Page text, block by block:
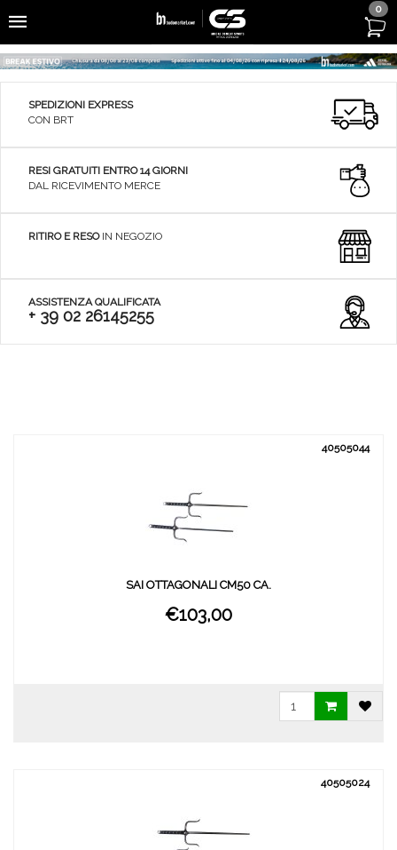
0
SPEDIZIONI EXPRESS
CON BRT
RESI GRATUITI ENTRO 14 GIORNI
DAL RICEVIMENTO MERCE
RITIRO E RESOIN NEGOZIO
ASSISTENZA QUALIFICATA
+ 39 02 26145255
40505044
SAI OTTAGONALI CM50 CA.
€103,00
40505024